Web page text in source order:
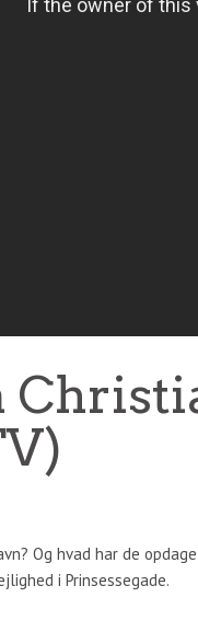
Og hvad har de
i Prinsessegade.